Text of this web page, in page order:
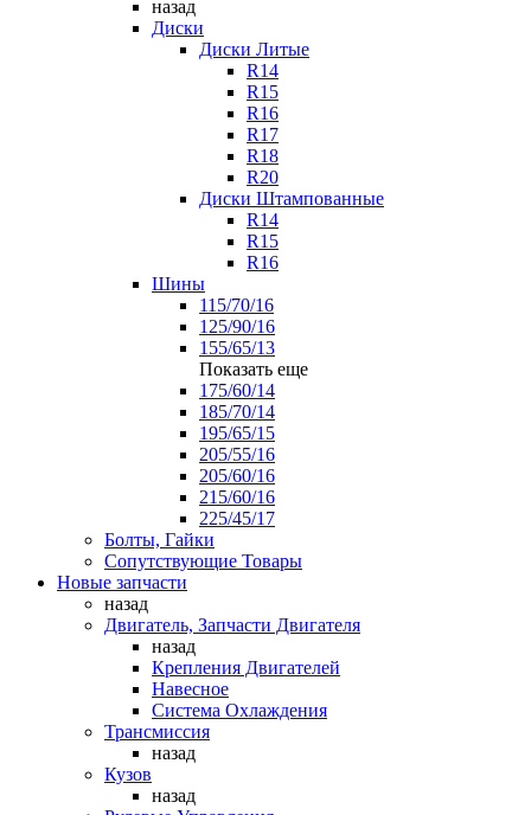
назад
Диски
Диски Литые
R14
R15
R16
R17
R18
R20
Диски Штампованные
R14
R15
R16
Шины
115/70/16
125/90/16
155/65/13
Показать еще
175/60/14
185/70/14
195/65/15
205/55/16
205/60/16
215/60/16
225/45/17
Болты, Гайки
Сопутствующие Товары
Новые запчасти
назад
Двигатель, Запчасти Двигателя
назад
Крепления Двигателей
Навесное
Система Охлаждения
Трансмиссия
назад
Кузов
назад